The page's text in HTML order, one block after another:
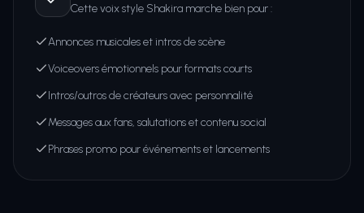
Cette voix style Shakira marche bien pour :
Annonces musicales et intros de scène
Voiceovers émotionnels pour formats courts
Intros/outros de créateurs avec personnalité
Messages aux fans, salutations et contenu social
Phrases promo pour événements et lancements